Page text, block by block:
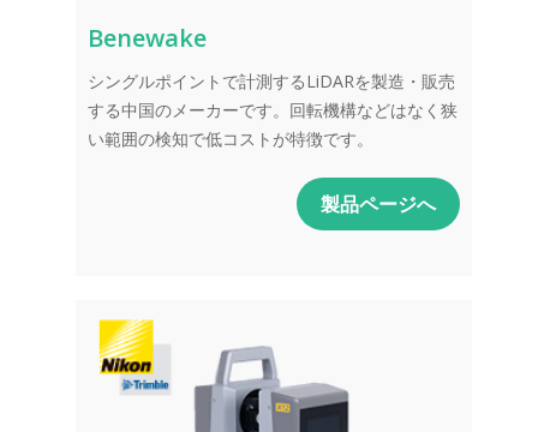
Benewake
シングルポイントで計測するLiDARを製造・販売
する中国のメーカーです。回転機構などはなく狭
い範囲の検知で低コストが特徴です。
製品ページへ